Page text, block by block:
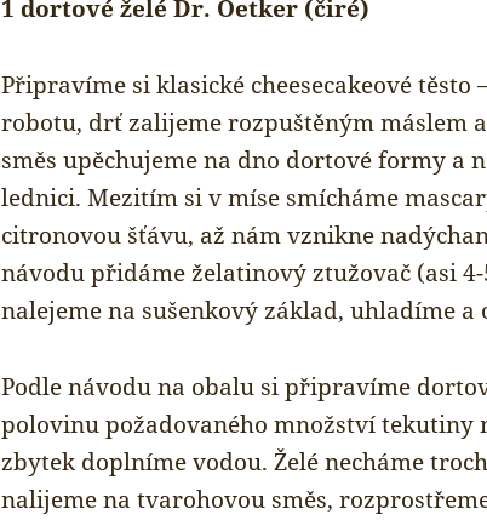
1 dortové želé Dr. Oetker (čiré)
Připravíme si klasické cheesecakeové těsto
robotu, drť zalijeme rozpuštěným máslem
směs upěchujeme na dno dortové formy a
lednici. Mezitím si v míse smícháme
citronovou šťávu, až nám vznikne
návodu přidáme želatinový ztužovač (asi
nalejeme na sušenkový základ, uhladíme a
Podle návodu na obalu si připravíme
polovinu požadovaného množství tekutiny
zbytek doplníme vodou. Želé necháme
nalijeme na tvarohovou směs,